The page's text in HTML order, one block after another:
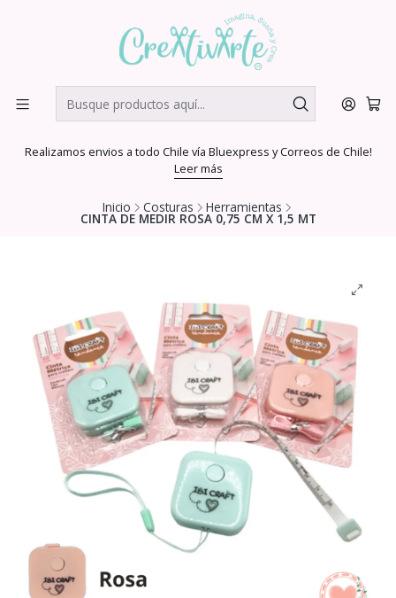
Realizamos envios a todo Chile vía Bluexpress y Correos de Chile!
Leer más
Inicio Costuras Herramientas
CINTA DE MEDIR ROSA 0,75 CM X 1,5 MT